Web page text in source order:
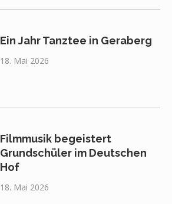
Ein Jahr Tanztee in Geraberg
18. Mai 2026
Filmmusik begeistert
Grundschüler im Deutschen
Hof
18. Mai 2026